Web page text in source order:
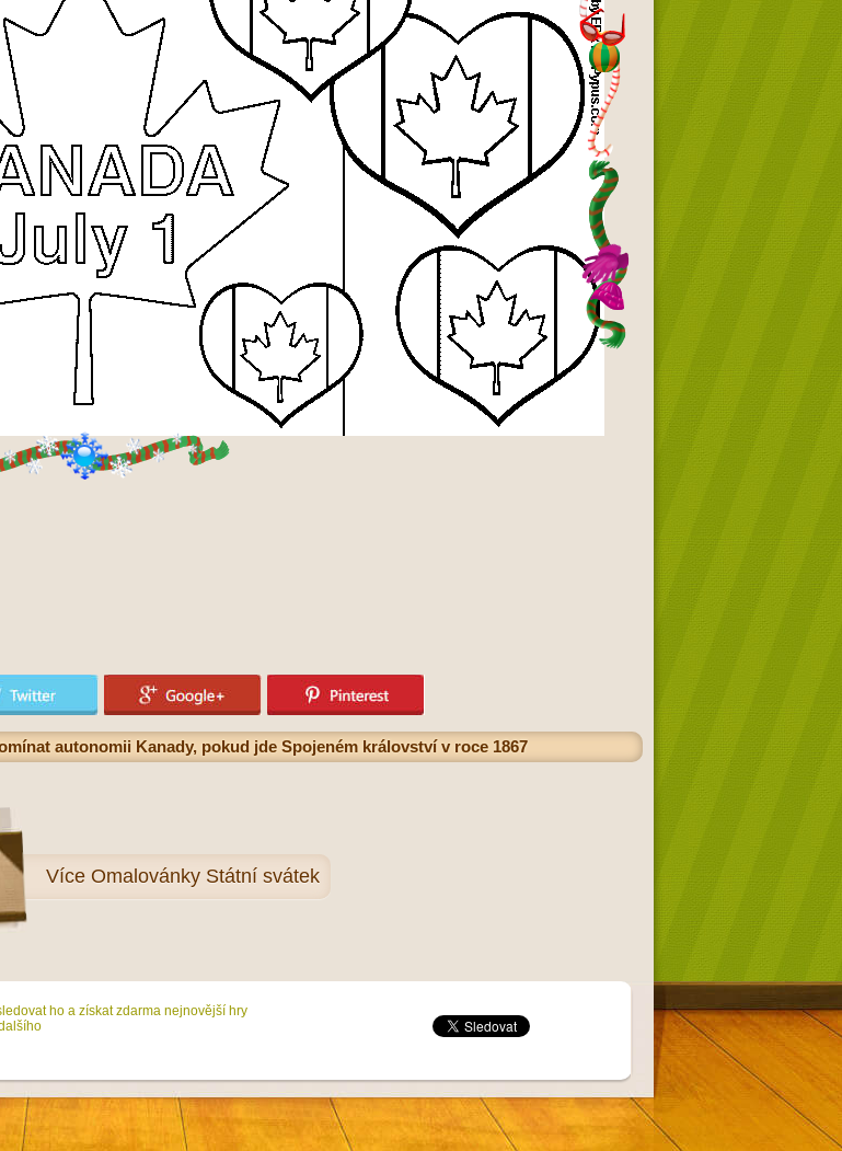
autonomii Kanady, pokud jde Spojeném království v roce 1867
Více Omalovánky Státní svátek
ho a získat zdarma nejnovější hry